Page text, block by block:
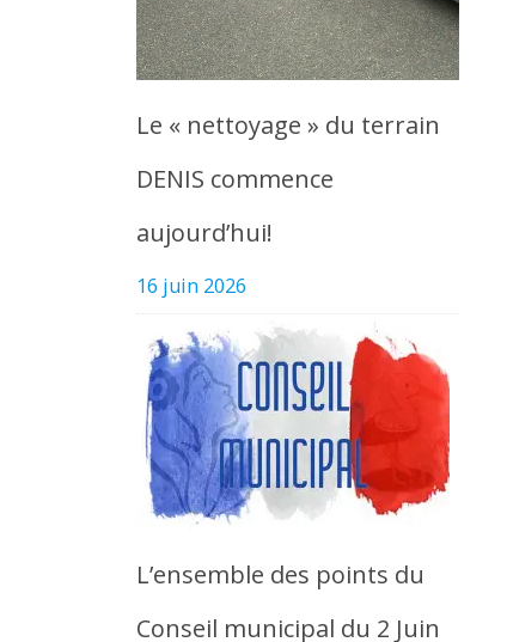
Le « nettoyage » du terrain
DENIS commence
aujourd’hui!
16 juin 2026
L’ensemble des points du
Conseil municipal du 2 Juin